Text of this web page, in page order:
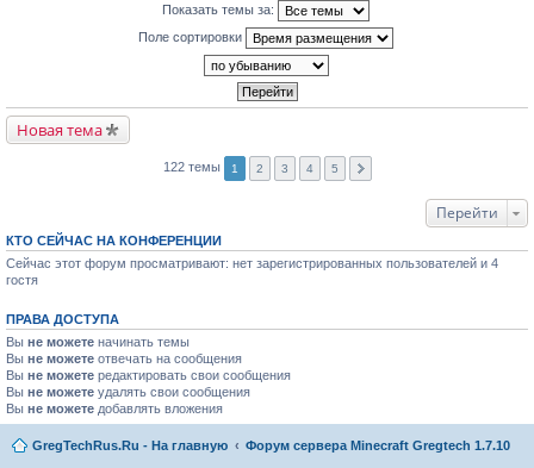
Показать темы за:
Поле сортировки
Новая тема
122 темы 1 2 3 4 5
Перейти
КТО СЕЙЧАС НА КОНФЕРЕНЦИИ
Сейчас этот форум просматривают: нет зарегистрированных пользователей и 4
гостя
ПРАВА ДОСТУПА
Вы не можете начинать темы
Вы не можете отвечать на сообщения
Вы не можете редактировать свои сообщения
Вы не можете удалять свои сообщения
Вы не можете добавлять вложения
GregTechRus.Ru - На главную Форум сервера Minecraft Gregtech 1.7.10